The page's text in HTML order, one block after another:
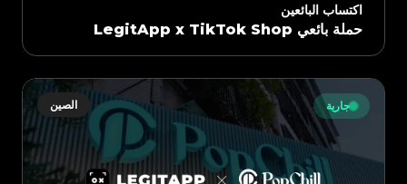
اكتساب البائعين
حملة بائعي LegitApp x TikTok Shop
الصين جارية